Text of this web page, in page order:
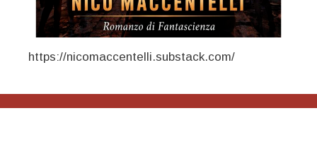
https://nicomaccentelli.substack.com/